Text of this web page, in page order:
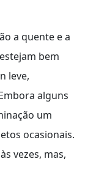
a quente e a
bem
leve,
alguns
um
ocasionais.
vezes, mas,